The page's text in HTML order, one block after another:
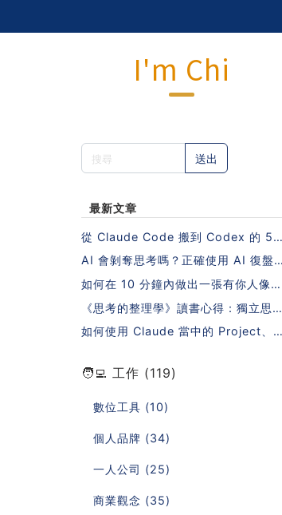
I'm Chi
送出
最新文章
從 Claude Code 搬到 Codex 的 5
步驟指南（不需要重寫 Skills 也能做
到！）
AI 會剝奪思考嗎？正確使用 AI 復盤
的 5 個步驟
如何在 10 分鐘內做出一張有你人像照
片的日系課程封面？
《思考的整理學》讀書心得：獨立思考
的秘密，藏在一本沒有 AI 的年代寫下
的書裡
如何使用 Claude 當中的 Project、S
🧑‍💻 工作 (119)
數位工具 (10)
個人品牌 (34)
一人公司 (25)
商業觀念 (35)